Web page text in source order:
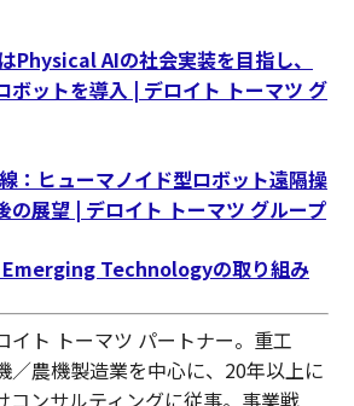
Physical AIの社会実装を目指し、
ボットを導入 | デロイト トーマツ グ
：ヒューマノイド型ロボット遠隔操
の展望 | デロイト トーマツ グループ
Emerging Technologyの取り組み
ト トーマツ パートナー。重工
／農機製造業を中心に、20年以上に
コンサルティングに従事。事業戦